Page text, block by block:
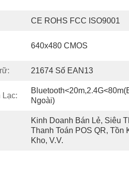
CE ROHS FCC ISO9001
640x480 CMOS
21674 Số EAN13
Lạc:
Ngoài)
Kinh Doanh Bán Lẻ, Siêu
Thanh Toán POS QR, Tồn
Kho, V.v.